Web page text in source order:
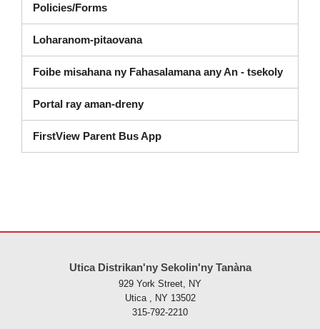
Policies/Forms
Loharanom-pitaovana
Foibe misahana ny Fahasalamana any An - tsekoly
Portal ray aman-dreny
FirstView Parent Bus App
Utica Distrikan'ny Sekolin'ny Tanàna
929 York Street, NY
Utica , NY 13502
315-792-2210